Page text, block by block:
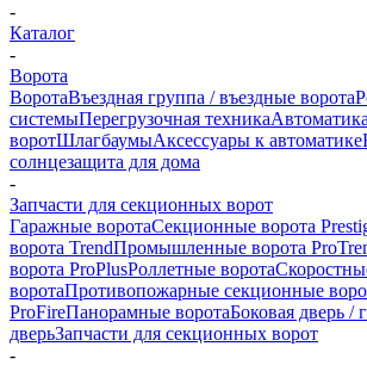
-
Каталог
-
Ворота
ВоротаВъездная группа / въездные ворота
системыПерегрузочная техника
воротШлагбаумыАксессуары к автоматике
солнцезащита для дома
-
Запчасти для секционных ворот
Гаражные воротаСекционные ворота
ворота TrendПромышленные ворота
ворота ProPlusРоллетные ворота
воротаПротивопожарные секционные
ProFireПанорамные воротаБоковая дверь /
дверьЗапчасти для секционных ворот
-